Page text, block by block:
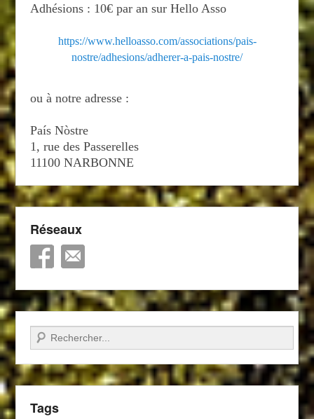
Adhésions : 10€ par an sur Hello Asso
https://www.helloasso.com/associations/pais-
nostre/adhesions/adherer-a-pais-nostre/
ou à notre adresse :
País Nòstre
1, rue des Passerelles
11100 NARBONNE
Réseaux
Recherche
Tags